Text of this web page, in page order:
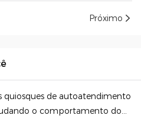
Próximo
quiosques de autoatendimento
o comportamento do